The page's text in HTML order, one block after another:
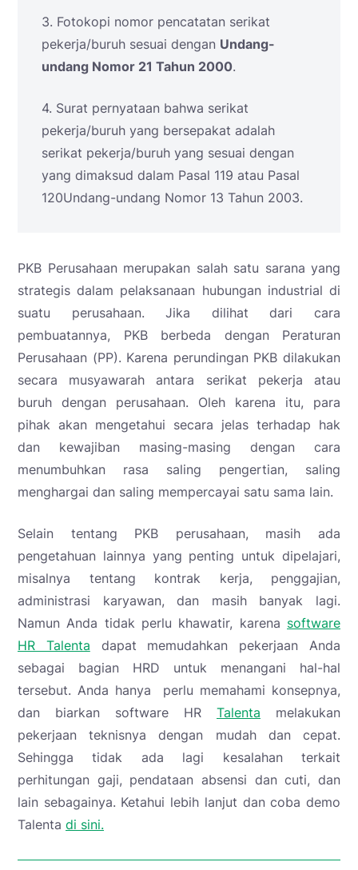
3. Fotokopi nomor pencatatan serikat
pekerja/buruh sesuai dengan Undang-
undang Nomor 21 Tahun 2000.
4. Surat pernyataan bahwa serikat
pekerja/buruh yang bersepakat adalah
serikat pekerja/buruh yang sesuai dengan
yang dimaksud dalam Pasal 119 atau Pasal
120Undang-undang Nomor 13 Tahun 2003.
PKB Perusahaan merupakan salah satu sarana yang
strategis dalam pelaksanaan hubungan industrial di
suatu perusahaan. Jika dilihat dari cara
pembuatannya, PKB berbeda dengan Peraturan
Perusahaan (PP). Karena perundingan PKB dilakukan
secara musyawarah antara serikat pekerja atau
buruh dengan perusahaan. Oleh karena itu, para
pihak akan mengetahui secara jelas terhadap hak
dan kewajiban masing-masing dengan cara
menumbuhkan rasa saling pengertian, saling
menghargai dan saling mempercayai satu sama lain.
Selain tentang PKB perusahaan, masih ada
pengetahuan lainnya yang penting untuk dipelajari,
misalnya tentang kontrak kerja, penggajian,
administrasi karyawan, dan masih banyak lagi.
Namun Anda tidak perlu khawatir, karena software
HR Talenta dapat memudahkan pekerjaan Anda
sebagai bagian HRD untuk menangani hal-hal
tersebut. Anda hanya perlu memahami konsepnya,
dan biarkan software HR Talenta melakukan
pekerjaan teknisnya dengan mudah dan cepat.
Sehingga tidak ada lagi kesalahan terkait
perhitungan gaji, pendataan absensi dan cuti, dan
lain sebagainya. Ketahui lebih lanjut dan coba demo
Talenta di sini.